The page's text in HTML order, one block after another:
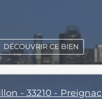
DÉCOUVRIR CE BIEN
- 33210 - Preignac